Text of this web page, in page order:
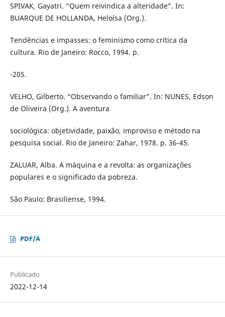
SPIVAK, Gayatri. “Quem reivindica a alteridade”. In:
BUARQUE DE HOLLANDA, Heloísa (Org.).
Tendências e impasses: o feminismo como crítica da
cultura. Rio de Janeiro: Rocco, 1994. p.
-205.
VELHO, Gilberto. “Observando o familiar”. In: NUNES, Edson
de Oliveira (Org.). A aventura
sociológica: objetividade, paixão, improviso e método na
pesquisa social. Rio de Janeiro: Zahar, 1978. p. 36-45.
ZALUAR, Alba. A máquina e a revolta: as organizações
populares e o significado da pobreza.
São Paulo: Brasiliense, 1994.
PDF/A
Publicado
2022-12-14